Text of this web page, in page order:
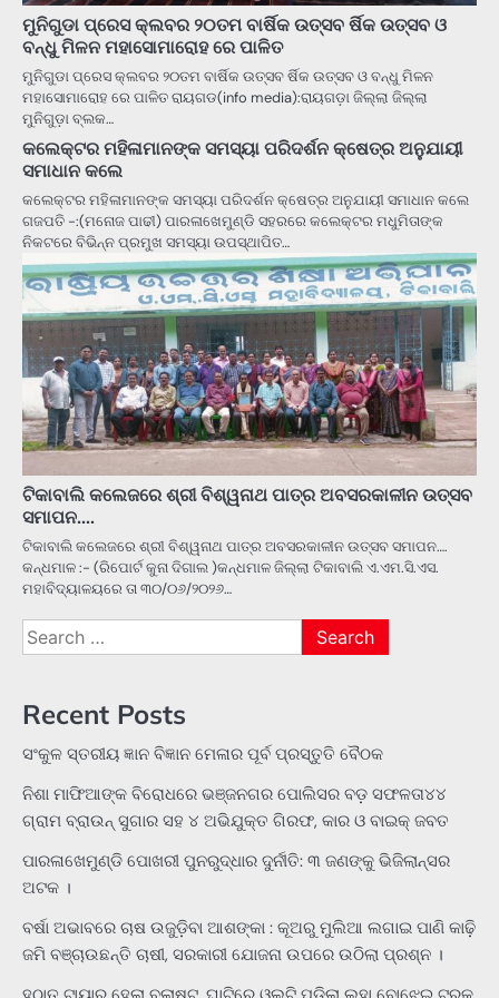
ମୁନିଗୁଡା ପ୍ରେସ କ୍ଲବର ୨୦ତମ ବାର୍ଷିକ ଉତ୍ସବ ର୍ଷିକ ଉତ୍ସବ ଓ
ବନ୍ଧୁ ମିଳନ ମହାସୋମାରୋହ ରେ ପାଳିତ
ମୁନିଗୁଡା ପ୍ରେସ କ୍ଲବର ୨୦ତମ ବାର୍ଷିକ ଉତ୍ସବ ର୍ଷିକ ଉତ୍ସବ ଓ ବନ୍ଧୁ ମିଳନ
ମହାସୋମାରୋହ ରେ ପାଳିତ ରାୟଗଡ(info media):ରାୟଗଡ଼ା ଜିଲ୍ଲା ଜିଲ୍ଲା
ମୁନିଗୁଡ଼ା ବ୍ଲକ…
କଲେକ୍ଟର ମହିଳାମାନଙ୍କ ସମସ୍ୟା ପରିଦର୍ଶନ କ୍ଷେତ୍ର ଅନୁଯାୟୀ
ସମାଧାନ କଲେ
କଲେକ୍ଟର ମହିଳାମାନଙ୍କ ସମସ୍ୟା ପରିଦର୍ଶନ କ୍ଷେତ୍ର ଅନୁଯାୟୀ ସମାଧାନ କଲେ
ଗଜପତି -:(ମନୋଜ ପାଢୀ) ପାରଳାଖେମୁଣ୍ଡି ସହରରେ କଲେକ୍ଟର ମଧୁମିତାଙ୍କ
ନିକଟରେ ବିଭିନ୍ନ ପ୍ରମୁଖ ସମସ୍ୟା ଉପସ୍ଥାପିତ…
ଟିକାବାଲି କଲେଜରେ ଶ୍ରୀ ବିଶ୍ୱନାଥ ପାତ୍ର ଅବସରକାଳୀନ ଉତ୍ସବ
ସମାପନ….
ଟିକାବାଲି କଲେଜରେ ଶ୍ରୀ ବିଶ୍ୱନାଥ ପାତ୍ର ଅବସରକାଳୀନ ଉତ୍ସବ ସମାପନ….
କନ୍ଧମାଳ :- (ରିପୋର୍ଟ କୁନା ଦିଗାଲ )କନ୍ଧମାଳ ଜିଲ୍ଲା ଟିକାବାଲି ଏ.ଏମ.ସି.ଏସ.
ମହାବିଦ୍ୟାଳୟରେ ତା ୩୦/୦୬/୨୦୨୬…
Search
for:
Recent Posts
ସଂକୁଳ ସ୍ତରୀୟ ଜ୍ଞାନ ବିଜ୍ଞାନ ମେଳାର ପୂର୍ବ ପ୍ରସ୍ତୁତି ବୈଠକ
ନିଶା ମାଫିଆଙ୍କ ବିରୋଧରେ ଭଞ୍ଜନଗର ପୋଲିସର ବଡ଼ ସଫଳତା୪୪
ଗ୍ରାମ ବ୍ରାଉନ୍ ସୁଗାର ସହ ୪ ଅଭିଯୁକ୍ତ ଗିରଫ, କାର ଓ ବାଇକ୍ ଜବତ
ପାରଳାଖେମୁଣ୍ଡି ପୋଖରୀ ପୁନରୁଦ୍ଧାର ଦୁର୍ନୀତି: ୩ ଜଣଙ୍କୁ ଭିଜିଲାନ୍ସର
ଅଟକ ।
ବର୍ଷା ଅଭାବରେ ଚାଷ ଉଜୁଡ଼ିବା ଆଶଙ୍କା : କୂଅରୁ ମୁଲିଆ ଲଗାଇ ପାଣି କାଢ଼ି
ଜମି ବଞ୍ଚାଉଛନ୍ତି ଚାଷୀ, ସରକାରୀ ଯୋଜନା ଉପରେ ଉଠିଲା ପ୍ରଶ୍ନ ।